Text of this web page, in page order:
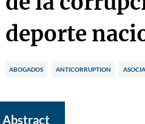
deporte
ABOGADOS ANTICORRUPTION
Abstract